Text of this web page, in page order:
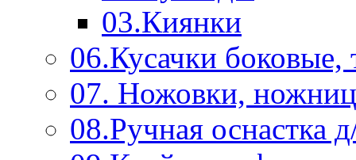
03.Киянки
06.Кусачки боковые,
07. Ножовки,
08.Ручная оснастка